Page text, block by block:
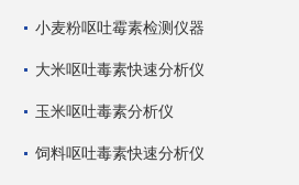
小麦粉呕吐霉素检测仪器
大米呕吐毒素快速分析仪
玉米呕吐毒素分析仪
饲料呕吐毒素快速分析仪